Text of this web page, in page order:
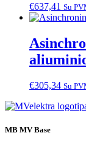
€637,41 Su
€305,34 Su
MB MV Base